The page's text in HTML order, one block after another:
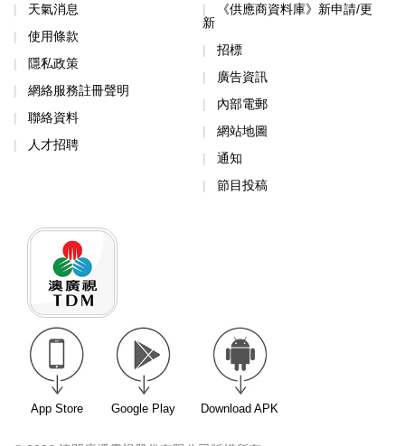
天氣消息
使用條款
隱私政策
網絡服務註冊聲明
聯絡資料
人才招聘
《供應商資料庫》新申請/更
新
招標
廣告資訊
內部電郵
網站地圖
通知
節目投稿
App Store Google Play Download APK